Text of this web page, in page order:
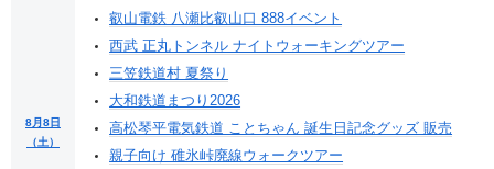
8月8日
（土）
叡山電鉄 八瀬比叡山口 888イベント
西武 正丸トンネル ナイトウォーキングツアー
三笠鉄道村 夏祭り
大和鉄道まつり2026
高松琴平電気鉄道 ことちゃん 誕生日記念グッズ 販売
親子向け 碓氷峠廃線ウォークツアー